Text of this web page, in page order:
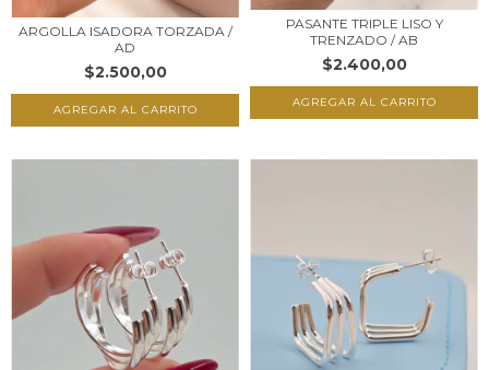
ARGOLLA ISADORA TORZADA /
AD
$2.500,00
PASANTE TRIPLE LISO Y
TRENZADO / AB
$2.400,00